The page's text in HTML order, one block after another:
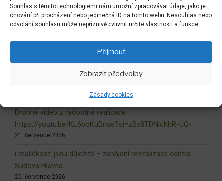
Souhlas s těmito technologiemi nám umožní zpracovávat údaje, jako je
chování při procházení nebo jedinečná ID na tomto webu. Nesouhlas nebo
odvolání souhlasu může nepříznivě ovlivnit určité vlastnosti a funkce.
Přijmout
Zobrazit předvolby
Zásady cookies
Zpět do LABYRINTU
Drobné video z radostné realizace
https://youtu.be/KL6boKuDnos?si=zBx8TDNlcKhR-UQ-
21. července 2026
i maličkosti jsou důležité – zahájení revitalizace centra
Sudova Hlavna
20. července 2026